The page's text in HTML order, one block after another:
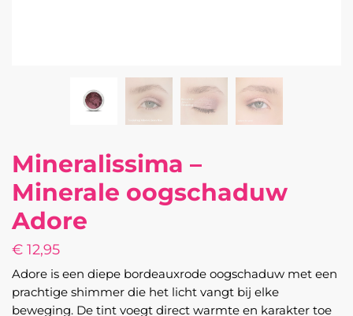
Mineralissima –
Minerale oogschaduw
Adore
€ 12,95
Adore is een diepe bordeauxrode oogschaduw met een
prachtige shimmer die het licht vangt bij elke
beweging. De tint voegt direct warmte en karakter toe